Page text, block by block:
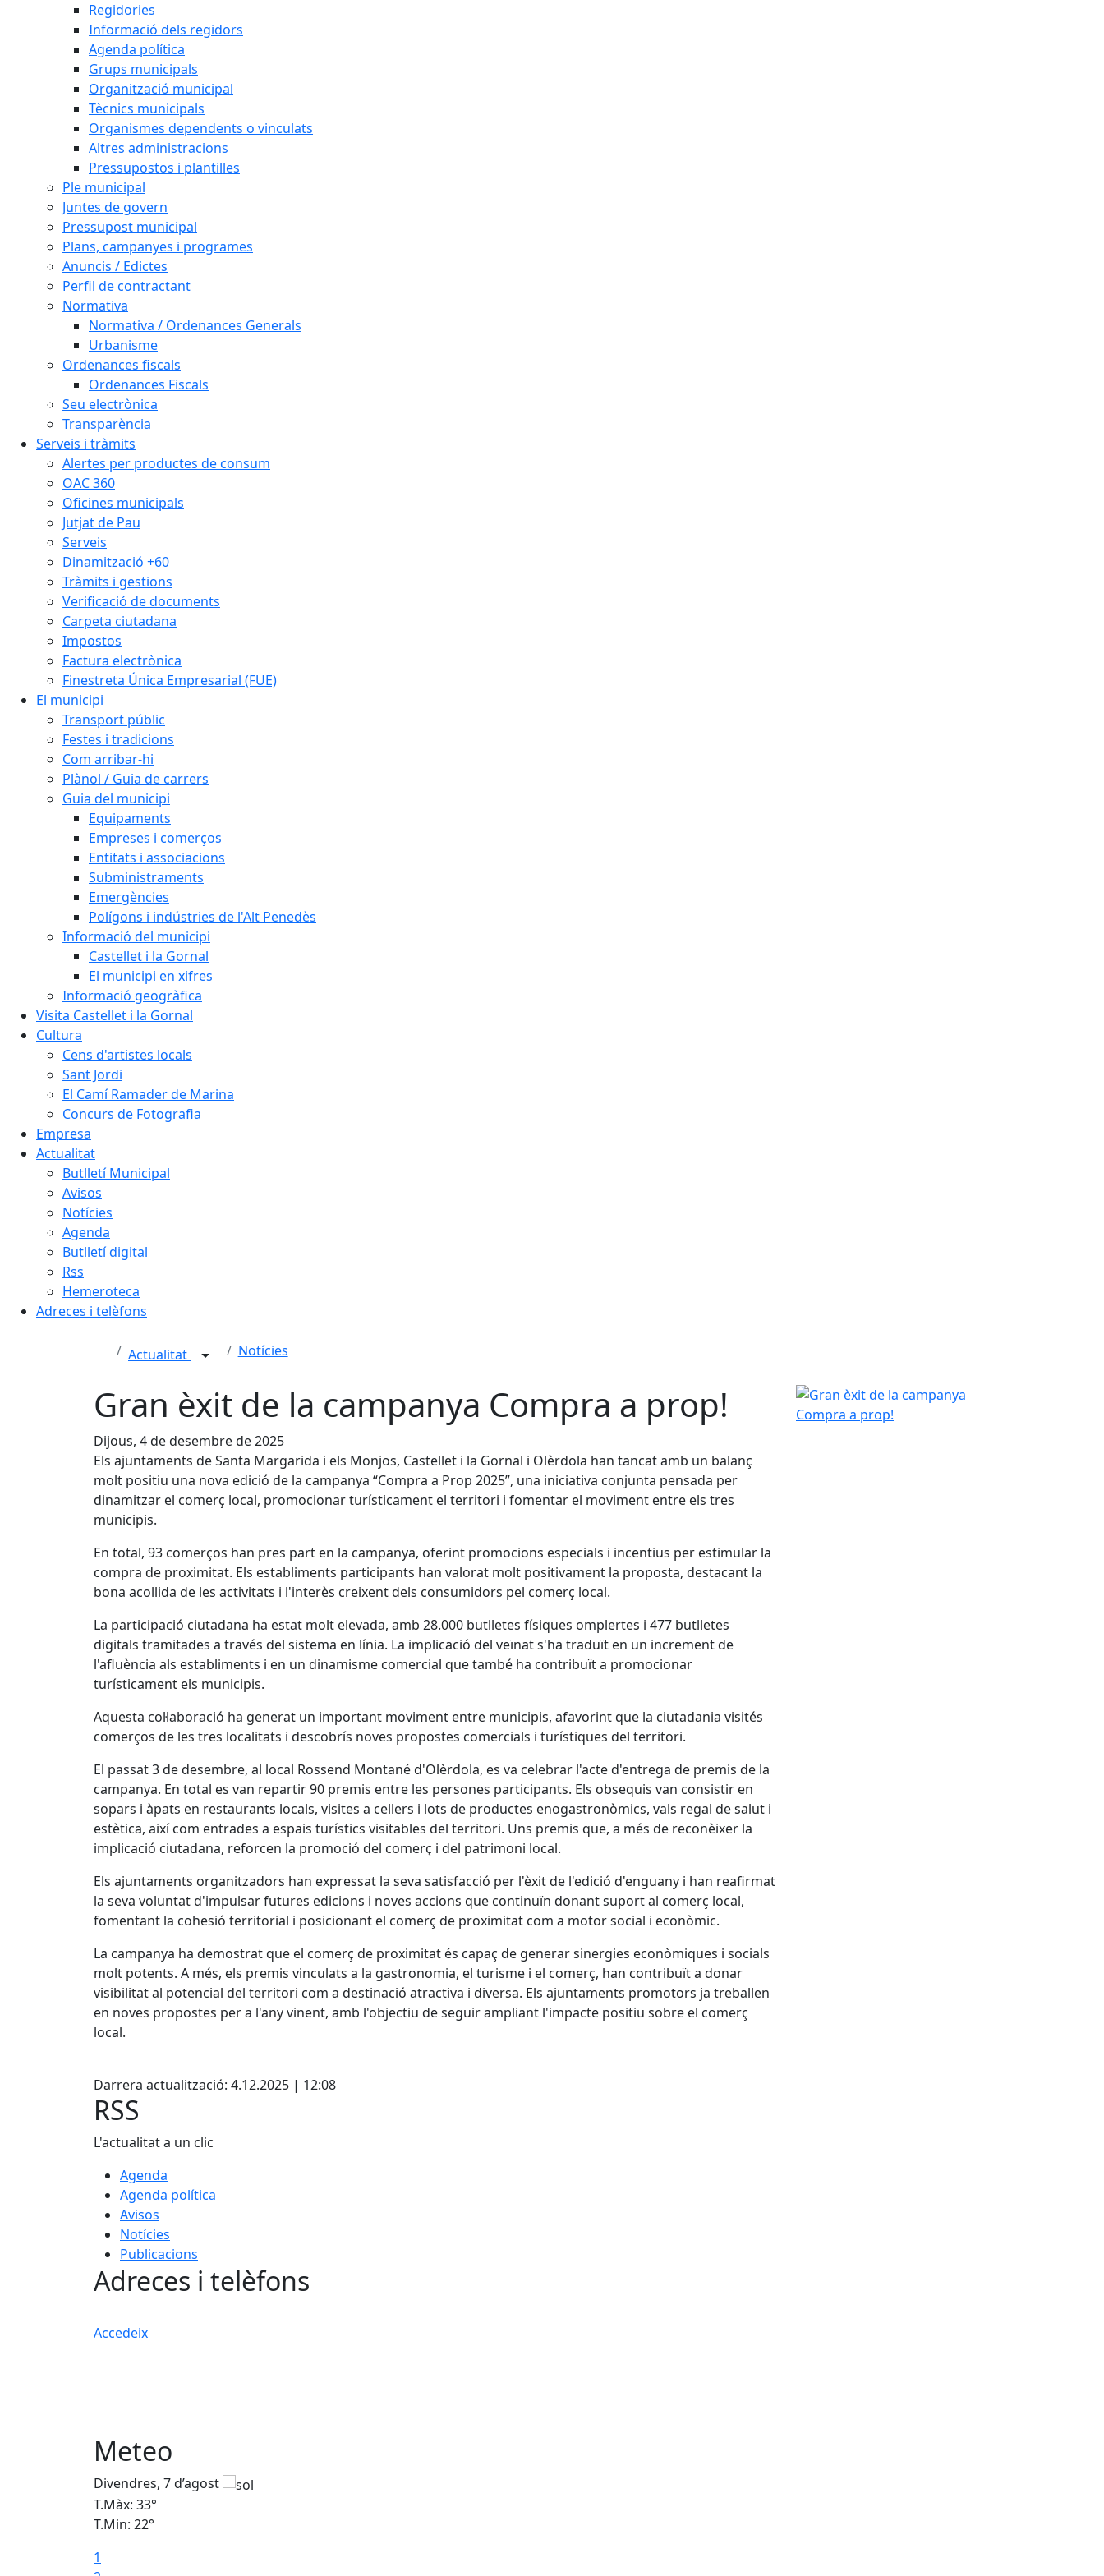
Regidories
Informació dels regidors
Agenda política
Grups municipals
Organització municipal
Tècnics municipals
Organismes dependents o vinculats
Altres administracions
Pressupostos i plantilles
Ple municipal
Juntes de govern
Pressupost municipal
Plans, campanyes i programes
Anuncis / Edictes
Perfil de contractant
Normativa
Normativa / Ordenances Generals
Urbanisme
Ordenances fiscals
Ordenances Fiscals
Seu electrònica
Transparència
Serveis i tràmits
Alertes per productes de consum
OAC 360
Oficines municipals
Jutjat de Pau
Serveis
Dinamització +60
Tràmits i gestions
Verificació de documents
Carpeta ciutadana
Impostos
Factura electrònica
Finestreta Única Empresarial (FUE)
El municipi
Transport públic
Festes i tradicions
Com arribar-hi
Plànol / Guia de carrers
Guia del municipi
Equipaments
Empreses i comerços
Entitats i associacions
Subministraments
Emergències
Polígons i indústries de l'Alt Penedès
Informació del municipi
Castellet i la Gornal
El municipi en xifres
Informació geogràfica
Visita Castellet i la Gornal
Cultura
Cens d'artistes locals
Sant Jordi
El Camí Ramader de Marina
Concurs de Fotografia
Empresa
Actualitat
Butlletí Municipal
Avisos
Notícies
Agenda
Butlletí digital
Rss
Hemeroteca
Adreces i telèfons
Actualitat Notícies
Gran èxit de la campanya Compra a prop!
Dijous, 4 de desembre de 2025
Els ajuntaments de Santa Margarida i els Monjos, Castellet i la Gornal i Olèrdola han tancat amb un balanç
molt positiu una nova edició de la campanya “Compra a Prop 2025”, una iniciativa conjunta pensada per
dinamitzar el comerç local, promocionar turísticament el territori i fomentar el moviment entre els tres
municipis.
En total, 93 comerços han pres part en la campanya, oferint promocions especials i incentius per estimular la
compra de proximitat. Els establiments participants han valorat molt positivament la proposta, destacant la
bona acollida de les activitats i l'interès creixent dels consumidors pel comerç local.
La participació ciutadana ha estat molt elevada, amb 28.000 butlletes físiques omplertes i 477 butlletes
digitals tramitades a través del sistema en línia. La implicació del veïnat s'ha traduït en un increment de
l'afluència als establiments i en un dinamisme comercial que també ha contribuït a promocionar
turísticament els municipis.
Aquesta col·laboració ha generat un important moviment entre municipis, afavorint que la ciutadania visités
comerços de les tres localitats i descobrís noves propostes comercials i turístiques del territori.
El passat 3 de desembre, al local Rossend Montané d'Olèrdola, es va celebrar l'acte d'entrega de premis de la
campanya. En total es van repartir 90 premis entre les persones participants. Els obsequis van consistir en
sopars i àpats en restaurants locals, visites a cellers i lots de productes enogastronòmics, vals regal de salut i
estètica, així com entrades a espais turístics visitables del territori. Uns premis que, a més de reconèixer la
implicació ciutadana, reforcen la promoció del comerç i del patrimoni local.
Els ajuntaments organitzadors han expressat la seva satisfacció per l'èxit de l'edició d'enguany i han reafirmat
la seva voluntat d'impulsar futures edicions i noves accions que continuïn donant suport al comerç local,
fomentant la cohesió territorial i posicionant el comerç de proximitat com a motor social i econòmic.
La campanya ha demostrat que el comerç de proximitat és capaç de generar sinergies econòmiques i socials
molt potents. A més, els premis vinculats a la gastronomia, el turisme i el comerç, han contribuït a donar
visibilitat al potencial del territori com a destinació atractiva i diversa. Els ajuntaments promotors ja treballen
en noves propostes per a l'any vinent, amb l'objectiu de seguir ampliant l'impacte positiu sobre el comerç
local.
Darrera actualització: 4.12.2025 | 12:08
Gran èxit de la campanya Compra a prop!
RSS
L'actualitat a un clic
Agenda
Agenda política
Avisos
Notícies
Publicacions
Adreces i telèfons
Accedeix
Meteo
Divendres, 7 d’agost
T.Màx: 33°
T.Min: 22°
1